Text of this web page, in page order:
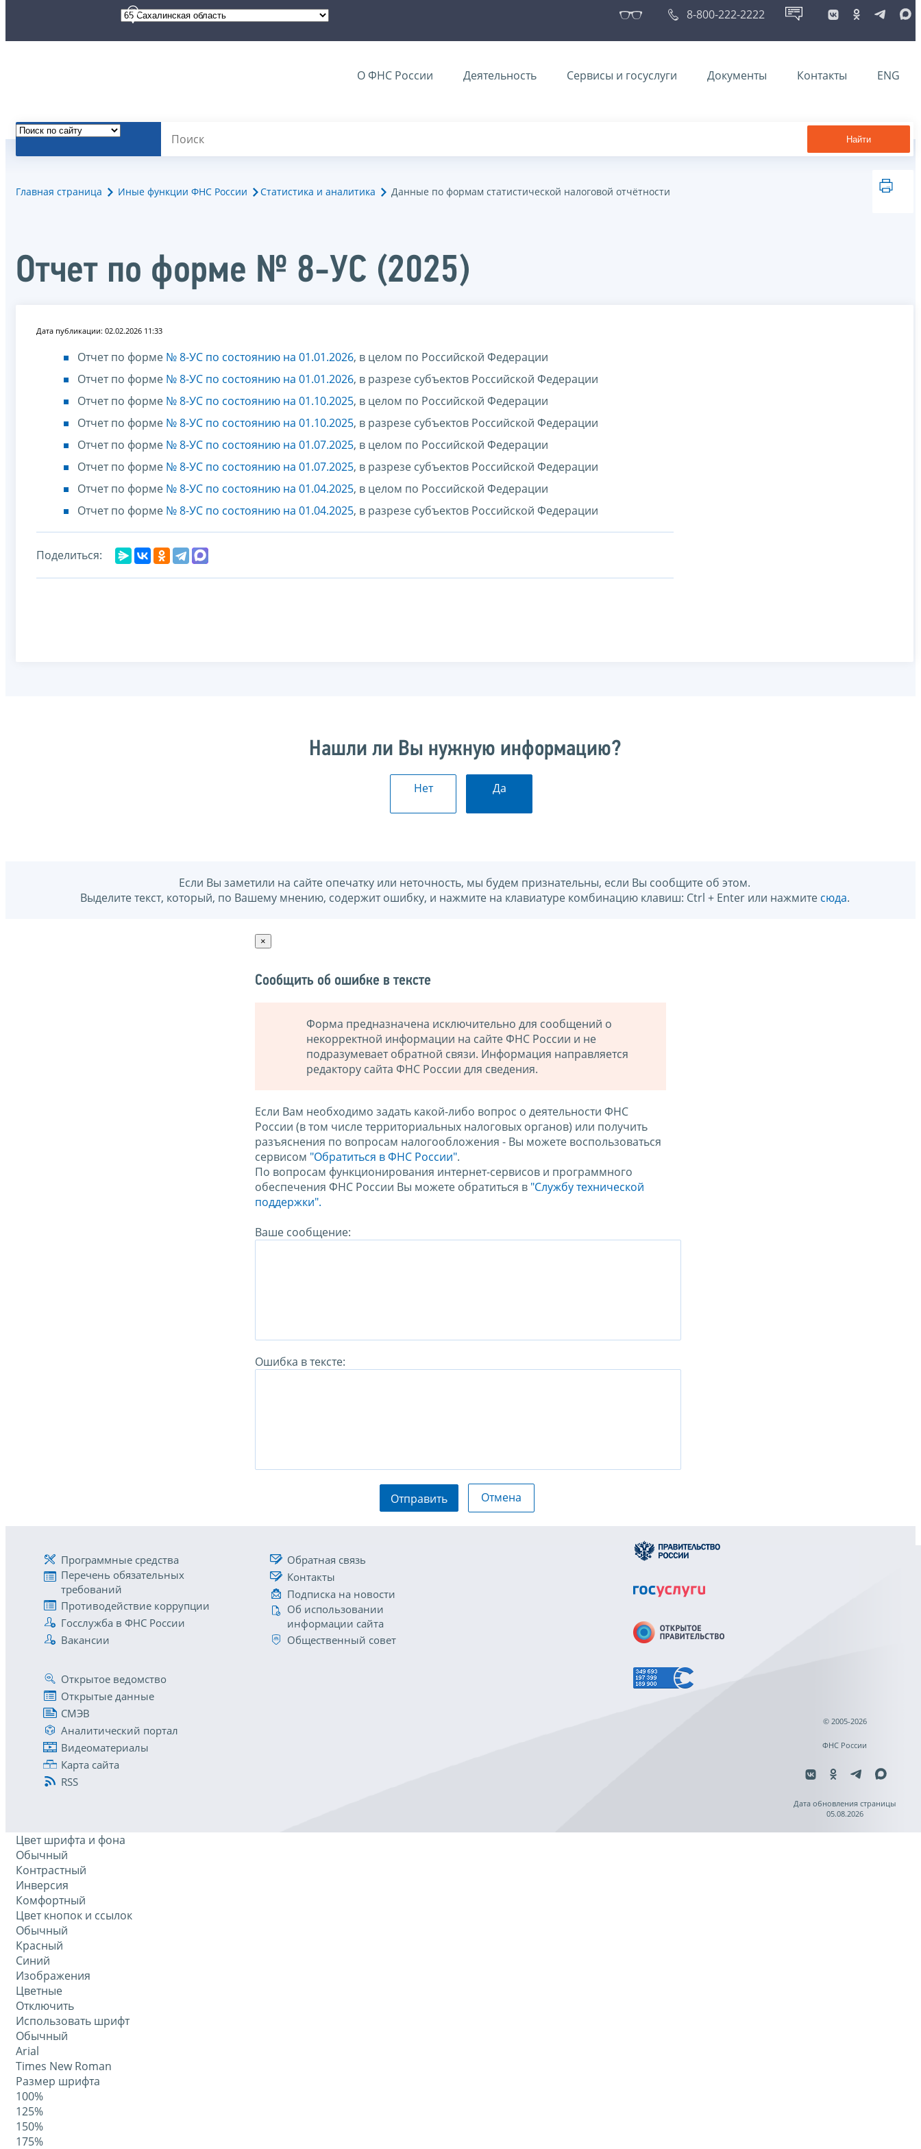
8-800-222-2222
О ФНС России Деятельность Сервисы и госуслуги Документы Контакты ENG
Найти
Главная страница Иные функции ФНС России Статистика и аналитика Данные по формам статистической налоговой отчётности
Отчет по форме № 8-УС (2025)
Дата публикации: 02.02.2026 11:33
Отчет по форме № 8-УС по состоянию на 01.01.2026, в целом по Российской Федерации
Отчет по форме № 8-УС по состоянию на 01.01.2026, в разрезе субъектов Российской Федерации
Отчет по форме № 8-УС по состоянию на 01.10.2025, в целом по Российской Федерации
Отчет по форме № 8-УС по состоянию на 01.10.2025, в разрезе субъектов Российской Федерации
Отчет по форме № 8-УС по состоянию на 01.07.2025, в целом по Российской Федерации
Отчет по форме № 8-УС по состоянию на 01.07.2025, в разрезе субъектов Российской Федерации
Отчет по форме № 8-УС по состоянию на 01.04.2025, в целом по Российской Федерации
Отчет по форме № 8-УС по состоянию на 01.04.2025, в разрезе субъектов Российской Федерации
Поделиться:
Нашли ли Вы нужную информацию?
Нет Да
Если Вы заметили на сайте опечатку или неточность, мы будем признательны, если Вы сообщите об этом.
Выделите текст, который, по Вашему мнению, содержит ошибку, и нажмите на клавиатуре комбинацию клавиш: Ctrl + Enter или нажмите сюда.
×
Сообщить об ошибке в тексте
Форма предназначена исключительно для сообщений о
некорректной информации на сайте ФНС России и не
подразумевает обратной связи. Информация направляется
редактору сайта ФНС России для сведения.
Если Вам необходимо задать какой-либо вопрос о деятельности ФНС
России (в том числе территориальных налоговых органов) или получить
разъяснения по вопросам налогообложения - Вы можете воспользоваться
сервисом "Обратиться в ФНС России".
По вопросам функционирования интернет-сервисов и программного
обеспечения ФНС России Вы можете обратиться в "Службу технической
поддержки".
Ваше сообщение:
Ошибка в тексте:
Отправить Отмена
Программные средства
Перечень обязательных
требований
Противодействие коррупции
Госслужба в ФНС России
Вакансии
Обратная связь
Контакты
Подписка на новости
Об использовании
информации сайта
Общественный совет
Открытое ведомство
Открытые данные
СМЭВ
Аналитический портал
Видеоматериалы
Карта сайта
RSS
© 2005-2026
ФНС России
Дата обновления страницы
05.08.2026
Цвет шрифта и фона
Обычный
Контрастный
Инверсия
Комфортный
Цвет кнопок и ссылок
Обычный
Красный
Синий
Изображения
Цветные
Отключить
Использовать шрифт
Обычный
Arial
Times New Roman
Размер шрифта
100%
125%
150%
175%